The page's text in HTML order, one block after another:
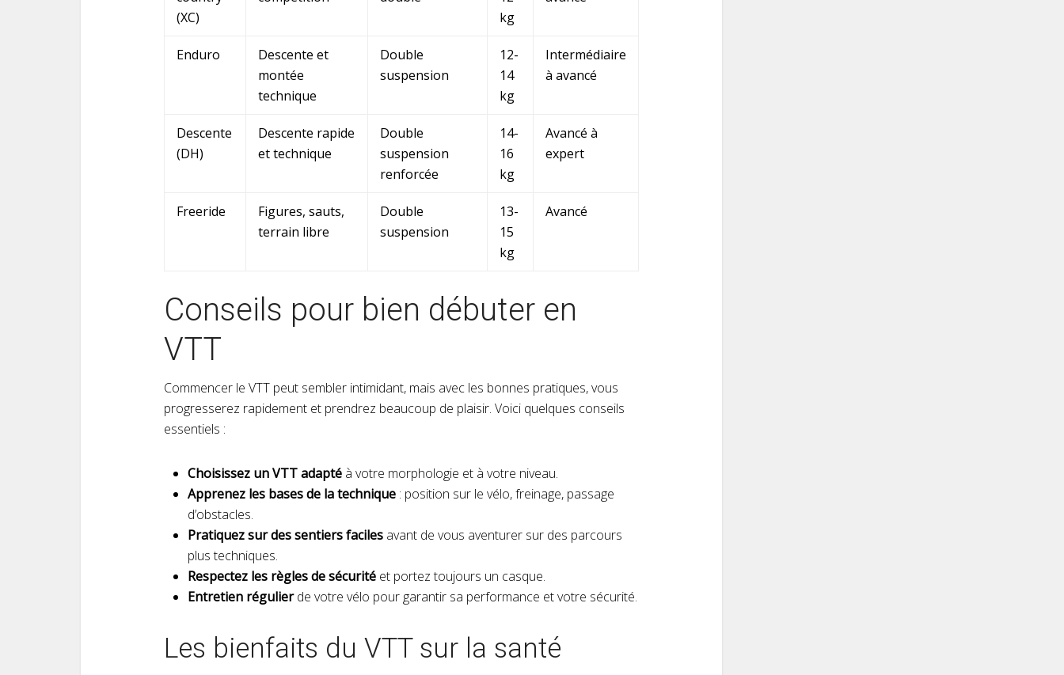
(XC)
kg
Enduro
Descente et
montée
technique
Double
suspension
12-
14
kg
Intermédiaire
à avancé
Descente
(DH)
Descente rapide
et technique
Double
suspension
renforcée
14-
16
kg
Avancé à
expert
Freeride
Figures, sauts,
terrain libre
Double
suspension
13-
15
kg
Avancé
Conseils pour bien débuter en
VTT
Commencer le VTT peut sembler intimidant, mais avec les bonnes pratiques, vous
progresserez rapidement et prendrez beaucoup de plaisir. Voici quelques conseils
essentiels :
Choisissez un VTT adapté à votre morphologie et à votre niveau.
Apprenez les bases de la technique : position sur le vélo, freinage, passage
d’obstacles.
Pratiquez sur des sentiers faciles avant de vous aventurer sur des parcours
plus techniques.
Respectez les règles de sécurité et portez toujours un casque.
Entretien régulierde votre vélo pour garantir sa performance et votre sécurité.
Les bienfaits du VTT sur la santé